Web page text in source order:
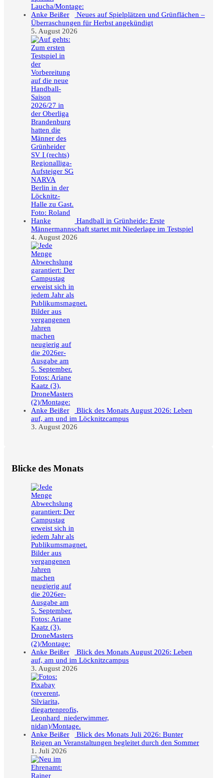
Neues auf Spielplätzen und Grünflächen –
Überraschungen für Herbst angekündigt
5. August 2026
Handball in Grünheide: Erste
Männermannschaft startet mit Niederlage im Testspiel
4. August 2026
Blick des Monats August 2026: Leben
auf, am und im Löcknitzcampus
3. August 2026
Blicke des Monats
Blick des Monats August 2026: Leben
auf, am und im Löcknitzcampus
3. August 2026
Blick des Monats Juli 2026: Bunter
Reigen an Veranstaltungen begleitet durch den Sommer
1. Juli 2026